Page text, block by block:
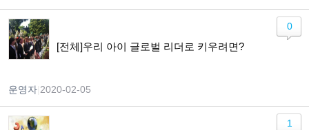
[전체]우리 아이 글로벌 리더로 키우려면?
운영자 2020-02-05
0
1